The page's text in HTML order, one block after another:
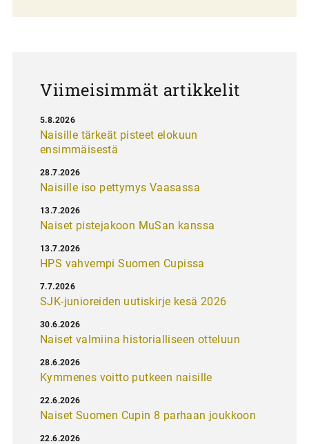
Viimeisimmät artikkelit
Naisille tärkeät pisteet elokuun
ensimmäisestä
5.8.2026
Naisille iso pettymys Vaasassa
28.7.2026
Naiset pistejakoon MuSan kanssa
13.7.2026
HPS vahvempi Suomen Cupissa
13.7.2026
SJK-junioreiden uutiskirje kesä 2026
7.7.2026
Naiset valmiina historialliseen otteluun
30.6.2026
Kymmenes voitto putkeen naisille
28.6.2026
Naiset Suomen Cupin 8 parhaan joukkoon
22.6.2026
22.6.2026